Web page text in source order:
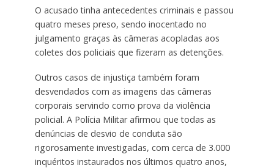
O acusado tinha antecedentes criminais e passou
quatro meses preso, sendo inocentado no
julgamento graças às câmeras acopladas aos
coletes dos policiais que fizeram as detenções.
Outros casos de injustiça também foram
desvendados com as imagens das câmeras
corporais servindo como prova da violência
policial. A Polícia Militar afirmou que todas as
denúncias de desvio de conduta são
rigorosamente investigadas, com cerca de 3.000
inquéritos instaurados nos últimos quatro anos,